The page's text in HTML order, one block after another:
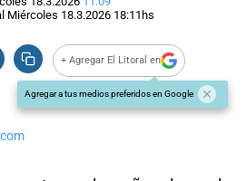
Miércoles 18.3.2026 18:11hs
+ Agregar El Litoral en
Agregar a tus medios preferidos en Google